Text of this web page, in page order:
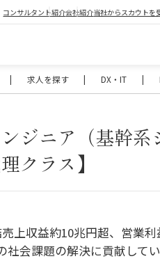
コンサルタント紹介会社紹介当社からスカウトを
| 求人を探す | DX・IT |
ジニア（基幹系
クラス】
上収益約10兆円超、営業
会課題の解決に貢献してい